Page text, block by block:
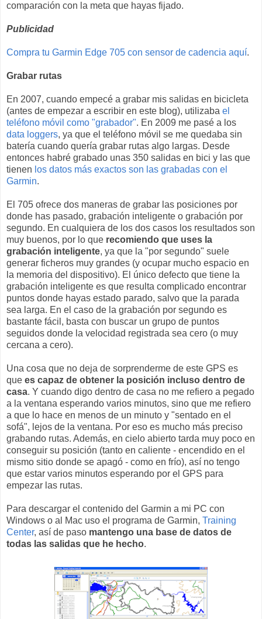
comparación con la meta que hayas fijado.
Publicidad
Compra tu Garmin Edge 705 con sensor de cadencia aquí.
Grabar rutas
En 2007, cuando empecé a grabar mis salidas en bicicleta
(antes de empezar a escribir en este blog), utilizaba el
teléfono móvil como "grabador". En 2009 me pasé a los
data loggers, ya que el teléfono móvil se me quedaba sin
batería cuando quería grabar rutas algo largas. Desde
entonces habré grabado unas 350 salidas en bici y las que
tienen los datos más exactos son las grabadas con el
Garmin.
El 705 ofrece dos maneras de grabar las posiciones por
donde has pasado, grabación inteligente o grabación por
segundo. En cualquiera de los dos casos los resultados son
muy buenos, por lo que recomiendo que uses la
grabación inteligente, ya que la "por segundo" suele
generar ficheros muy grandes (y ocupar mucho espacio en
la memoria del dispositivo). El único defecto que tiene la
grabación inteligente es que resulta complicado encontrar
puntos donde hayas estado parado, salvo que la parada
sea larga. En el caso de la grabación por segundo es
bastante fácil, basta con buscar un grupo de puntos
seguidos donde la velocidad registrada sea cero (o muy
cercana a cero).
Una cosa que no deja de sorprenderme de este GPS es
que es capaz de obtener la posición incluso dentro de
casa. Y cuando digo dentro de casa no me refiero a pegado
a la ventana esperando varios minutos, sino que me refiero
a que lo hace en menos de un minuto y "sentado en el
sofá", lejos de la ventana. Por eso es mucho más preciso
grabando rutas. Además, en cielo abierto tarda muy poco en
conseguir su posición (tanto en caliente - encendido en el
mismo sitio donde se apagó - como en frío), así no tengo
que estar varios minutos esperando por el GPS para
empezar las rutas.
Para descargar el contenido del Garmin a mi PC con
Windows o al Mac uso el programa de Garmin, Training
Center, así de paso mantengo una base de datos de
todas las salidas que he hecho.